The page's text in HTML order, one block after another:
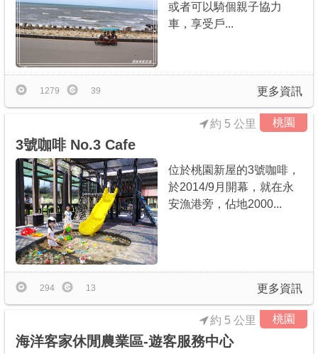
或者可以騎個親子協力
車，享受戶...
更多資訊
1279 39
桃園
約 5 公里
3號咖啡 No.3 Cafe
位於桃園新屋的3號咖啡，
於2014/9月開幕，就在永
安漁港旁，佔地2000...
更多資訊
294 13
桃園
約 5 公里
海洋客家休閒農業區-遊客服務中心